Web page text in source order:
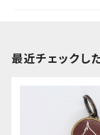
最近チェックし